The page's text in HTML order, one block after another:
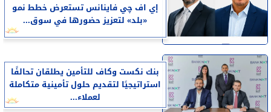
إي اف چي فاينانس تستعرض خطط نمو
«بلد» لتعزيز حضورها في سوق...
بنك نكست وكاف للتأمين يطلقان تحالفًا
استراتيجيًا لتقديم حلول تأمينية متكاملة
لعملاء...